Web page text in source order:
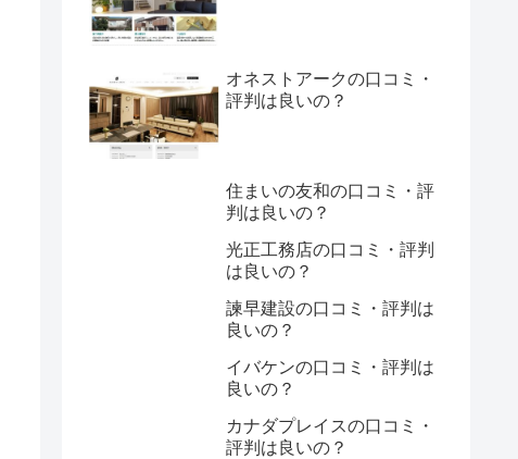
オネストアークの口コミ・
評判は良いの？
住まいの友和の口コミ・評
判は良いの？
光正工務店の口コミ・評判
は良いの？
諫早建設の口コミ・評判は
良いの？
イバケンの口コミ・評判は
良いの？
カナダプレイスの口コミ・
評判は良いの？